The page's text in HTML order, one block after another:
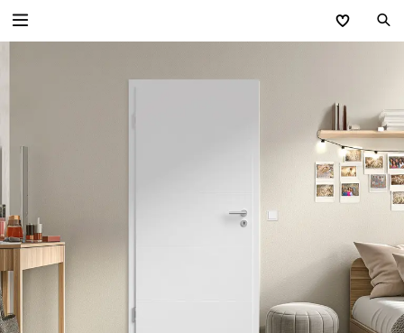
Traditionell CLASSIC